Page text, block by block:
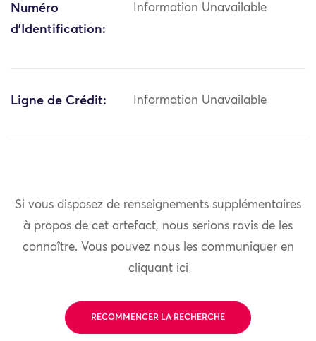
Numéro
d'Identification:
Information Unavailable
Ligne de Crédit: Information Unavailable
Si vous disposez de renseignements supplémentaires
à propos de cet artefact, nous serions ravis de les
connaître. Vous pouvez nous les communiquer en
cliquant ici
RECOMMENCER LA RECHERCHE